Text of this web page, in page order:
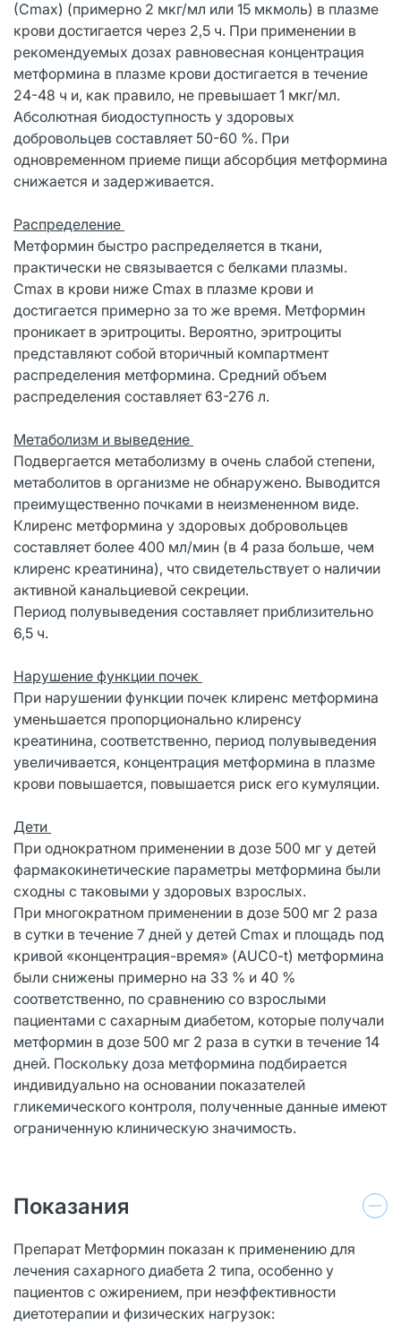
(Сmах) (примерно 2 мкг/мл или 15 мкмоль) в плазме
крови достигается через 2,5 ч. При применении в
рекомендуемых дозах равновесная концентрация
метформина в плазме крови достигается в течение
24-48 ч и, как правило, не превышает 1 мкг/мл.
Абсолютная биодоступность у здоровых
добровольцев составляет 50-60 %. При
одновременном приеме пищи абсорбция метформина
снижается и задерживается.
Распределение
Метформин быстро распределяется в ткани,
практически не связывается с белками плазмы.
Сmах в крови ниже Сmах в плазме крови и
достигается примерно за то же время. Метформин
проникает в эритроциты. Вероятно, эритроциты
представляют собой вторичный компартмент
распределения метформина. Средний объем
распределения составляет 63-276 л.
Метаболизм и выведение
Подвергается метаболизму в очень слабой степени,
метаболитов в организме не обнаружено. Выводится
преимущественно почками в неизмененном виде.
Клиренс метформина у здоровых добровольцев
составляет более 400 мл/мин (в 4 раза больше, чем
клиренс креатинина), что свидетельствует о наличии
активной канальциевой секреции.
Период полувыведения составляет приблизительно
6,5 ч.
Нарушение функции почек
При нарушении функции почек клиренс метформина
уменьшается пропорционально клиренсу
креатинина, соответственно, период полувыведения
увеличивается, концентрация метформина в плазме
крови повышается, повышается риск его кумуляции.
Дети
При однократном применении в дозе 500 мг у детей
фармакокинетические параметры метформина были
сходны с таковыми у здоровых взрослых.
При многократном применении в дозе 500 мг 2 раза
в сутки в течение 7 дней у детей Сmах и площадь под
кривой «концентрация-время» (AUC0-t) метформина
были снижены примерно на 33 % и 40 %
соответственно, по сравнению со взрослыми
пациентами с сахарным диабетом, которые получали
метформин в дозе 500 мг 2 раза в сутки в течение 14
дней. Поскольку доза метформина подбирается
индивидуально на основании показателей
гликемического контроля, полученные данные имеют
ограниченную клиническую значимость.
Показания
Препарат Метформин показан к применению для
лечения сахарного диабета 2 типа, особенно у
пациентов с ожирением, при неэффективности
диетотерапии и физических нагрузок: